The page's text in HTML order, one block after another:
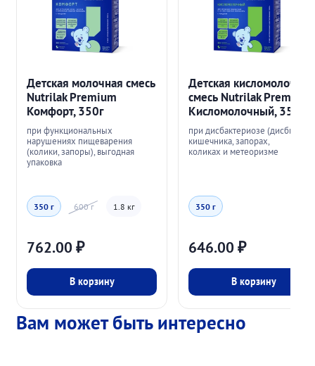
Детская молочная смесь
Nutrilak Premium
Комфорт, 350г
при функциональных
нарушениях пищеварения
(колики, запоры), выгодная
упаковка
350 г 600 г 1.8 кг
762.00₽
В корзину
Детская кисломолочная
смесь Nutrilak Premium
Кисломолочный, 350г
при дисбактериозе (дисбиозе)
кишечника, запорах,
коликах и метеоризме
350 г
646.00₽
В корзину
Вам может быть интересно